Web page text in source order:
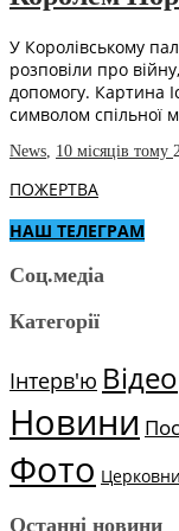
У Королівському
розповіли про
допомогу. Картина
символом спільної
News, 10 місяців тому
ПОЖЕРТВА
НАШ ТЕЛЕГРАМ
Соц.медіа
Категорії
Інтерв'ю Відео
Новини
Фото
Останні новини